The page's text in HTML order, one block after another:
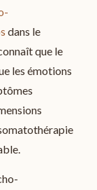
dans le
que le
les émotions